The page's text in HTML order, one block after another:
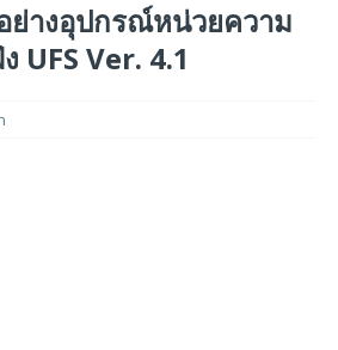
ย่างอุปกรณ์หน่วยความ
UFS Ver. 4.1